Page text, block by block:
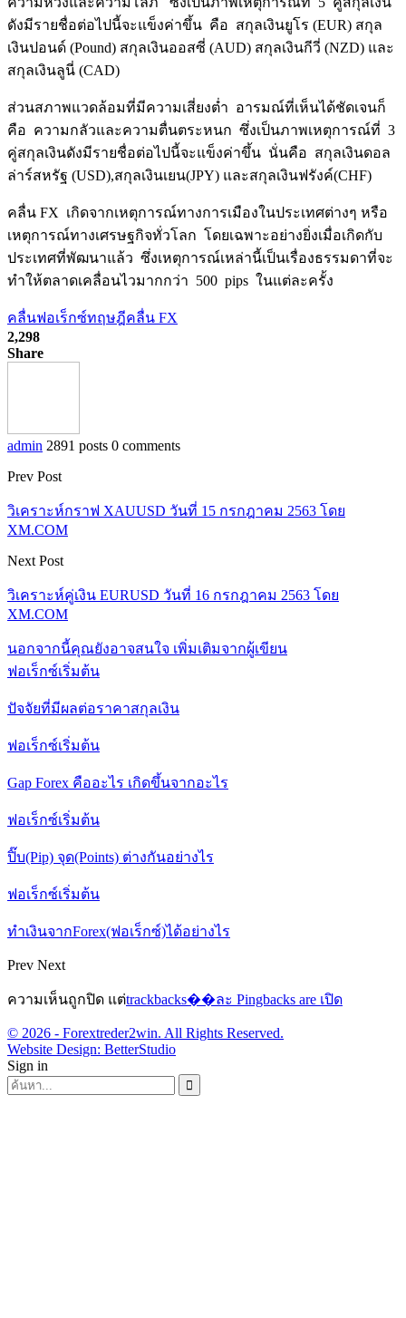
ดังมีรายชื่อต่อไปนี้จะแข็งค่าขึ้น คือ สกุลเงินยูโร (EUR) สกุล
เงินปอนด์ (Pound) สกุลเงินออสซี่ (AUD) สกุลเงินกีวี่ (NZD) และ
สกุลเงินลูนี่ (CAD)
ส่วนสภาพแวดล้อมที่มีความเสี่ยงต่ำ อารมณ์ที่เห็นได้ชัดเจนก็
คือ ความกลัวและความตื่นตระหนก ซึ่งเป็นภาพเหตุการณ์ที่ 3
คู่สกุลเงินดังมีรายชื่อต่อไปนี้จะแข็งค่าขึ้น นั่นคือ สกุลเงินดอล
ล่าร์สหรัฐ (USD),สกุลเงินเยน(JPY) และสกุลเงินฟรังค์(CHF)
คลื่น FX เกิดจากเหตุการณ์ทางการเมืองในประเทศต่างๆ หรือ
เหตุการณ์ทางเศรษฐกิจทั่วโลก โดยเฉพาะอย่างยิ่งเมื่อเกิดกับ
ประเทศที่พัฒนาแล้ว ซึ่งเหตุการณ์เหล่านี้เป็นเรื่องธรรมดาที่จะ
ทำให้ตลาดเคลื่อนไวมากกว่า 500 pips ในแต่ละครั้ง
คลื่นฟอเร็กซ์ทฤษฎีคลื่น FX
2,298
Share
admin 2891 posts 0 comments
Prev Post
วิเคราะห์กราฟ XAUUSD วันที่ 15 กรกฎาคม 2563 โดย
XM.COM
Next Post
วิเคราะห์คู่เงิน EURUSD วันที่ 16 กรกฎาคม 2563 โดย
XM.COM
นอกจากนี้คุณยังอาจสนใจ เพิ่มเติมจากผู้เขียน
ฟอเร็กซ์เริ่มต้น
ปัจจัยที่มีผลต่อราคาสกุลเงิน
ฟอเร็กซ์เริ่มต้น
Gap Forex คืออะไร เกิดขึ้นจากอะไร
ฟอเร็กซ์เริ่มต้น
ปิ๊บ(Pip) จุด(Points) ต่างกันอย่างไร
ฟอเร็กซ์เริ่มต้น
ทำเงินจากForex(ฟอเร็กซ์)ได้อย่างไร
Prev Next
ความเห็นถูกปิด แต่trackbacks��ละ Pingbacks are เปิด
© 2026 - Forextreder2win. All Rights Reserved.
Website Design: BetterStudio
Sign in